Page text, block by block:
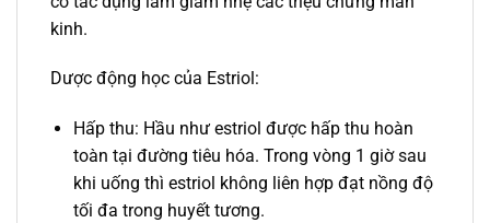
kinh.
Dược động học của Estriol:
Hấp thu: Hầu như estriol được hấp thu hoàn
toàn tại đường tiêu hóa. Trong vòng 1 giờ sau
khi uống thì estriol không liên hợp đạt nồng độ
tối đa trong huyết tương.